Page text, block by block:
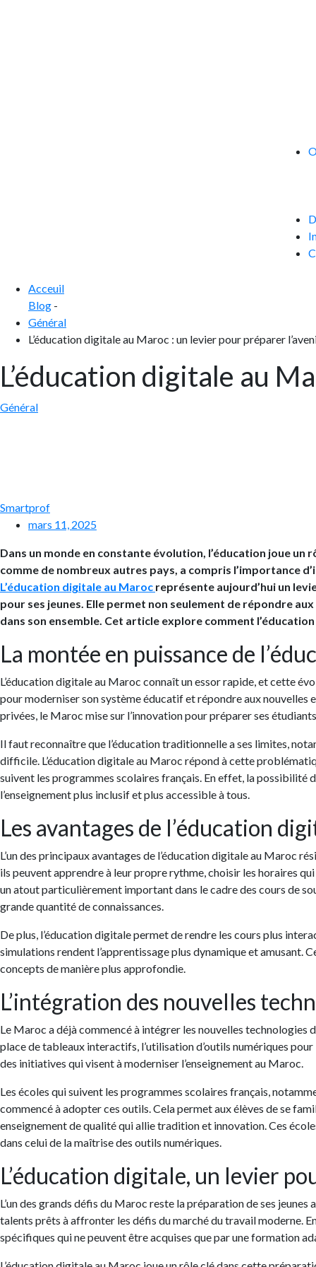
Acceuil
Blog -
Général
L’éducation digitale au Maroc : un levier pour préparer
L’éducation digitale au
Général
Smartprof
mars 11, 2025
Dans un monde en constante évolution, l’éducation joue
comme de nombreux autres pays, a compris l’importance
L’éducation digitale au Maroc représente aujourd’hui un
pour ses jeunes. Elle permet non seulement de répondre
dans son ensemble. Cet article explore comment
La montée en puissance de
L’éducation digitale au Maroc connaît un essor rapide, et cette
pour moderniser son système éducatif et répondre aux
privées, le Maroc mise sur l’innovation pour préparer ses
Il faut reconnaître que l’éducation traditionnelle a ses limites,
difficile. L’éducation digitale au Maroc répond à cette
suivent les programmes scolaires français. En effet, la possibilité
l’enseignement plus inclusif et plus accessible à tous.
Les avantages de l’éducation
L’un des principaux avantages de l’éducation digitale au Maroc
ils peuvent apprendre à leur propre rythme, choisir les horaires
un atout particulièrement important dans le cadre des cours de
grande quantité de connaissances.
De plus, l’éducation digitale permet de rendre les cours plus
simulations rendent l’apprentissage plus dynamique et amusant.
concepts de manière plus approfondie.
L’intégration des nouvelles
Le Maroc a déjà commencé à intégrer les nouvelles technologies
place de tableaux interactifs, l’utilisation d’outils numériques
des initiatives qui visent à moderniser l’enseignement au Maroc.
Les écoles qui suivent les programmes scolaires français,
commencé à adopter ces outils. Cela permet aux élèves de se
enseignement de qualité qui allie tradition et innovation. Ces
dans celui de la maîtrise des outils numériques.
L’éducation digitale, un levier
L’un des grands défis du Maroc reste la préparation de ses
talents prêts à affronter les défis du marché du travail moderne.
spécifiques qui ne peuvent être acquises que par une formation